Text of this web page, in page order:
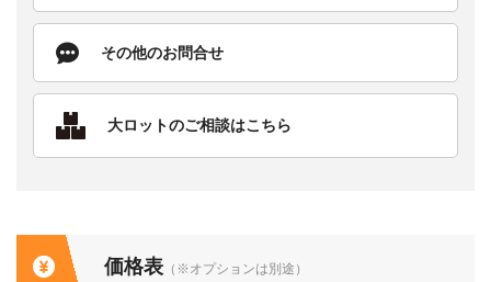
その他のお問合せ
大ロットのご相談はこちら
価格表 （※オプションは別途）